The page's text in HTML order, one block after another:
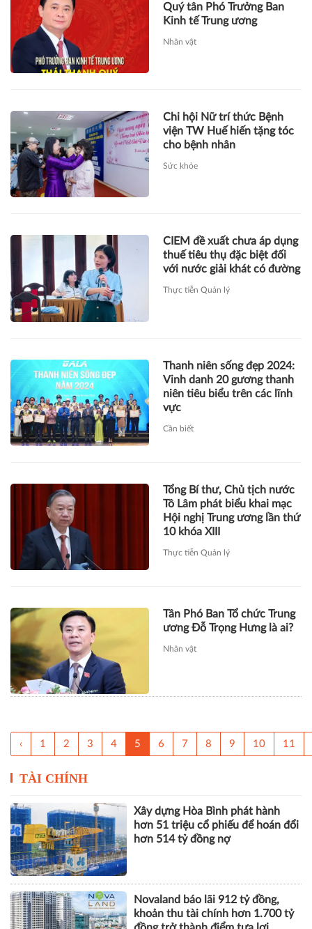
Quý tân Phó Trưởng Ban
Kinh tế Trung ương
Nhân vật
Chi hội Nữ trí thức Bệnh
viện TW Huế hiến tặng tóc
cho bệnh nhân
Sức khỏe
CIEM đề xuất chưa áp dụng
thuế tiêu thụ đặc biệt đối
với nước giải khát có đường
Thực tiễn Quản lý
Thanh niên sống đẹp 2024:
Vinh danh 20 gương thanh
niên tiêu biểu trên các lĩnh
vực
Cần biết
Tổng Bí thư, Chủ tịch nước
Tô Lâm phát biểu khai mạc
Hội nghị Trung ương lần thứ
10 khóa XIII
Thực tiễn Quản lý
Tân Phó Ban Tổ chức Trung
ương Đỗ Trọng Hưng là ai?
Nhân vật
‹ 1 2 3 4 5 6 7 8 9 10 11
TÀI CHÍNH
Xây dựng Hòa Bình phát hành
hơn 51 triệu cổ phiếu để hoán đổi
hơn 514 tỷ đồng nợ
Novaland báo lãi 912 tỷ đồng,
khoản thu tài chính hơn 1.700 tỷ